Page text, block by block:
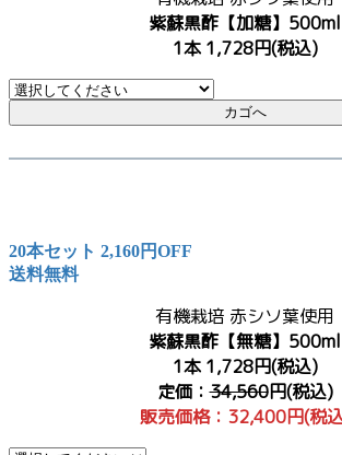
紫蘇黒酢【加糖】500ml
1本 1,728円(税込)
20本セット 2,160円OFF
送料無料
有機栽培 赤シソ葉使用
紫蘇黒酢【無糖】500ml
1本 1,728円(税込)
定価：34,560円(税込)
販売価格：32,400円(税